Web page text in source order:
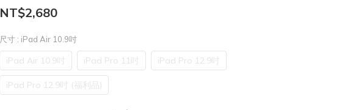
NT$2,680
尺寸 : iPad Air 10.9吋
iPad Air 10.9吋 iPad Pro 11吋 iPad Pro 12.9吋
iPad Pro 12.9吋 (福利品)